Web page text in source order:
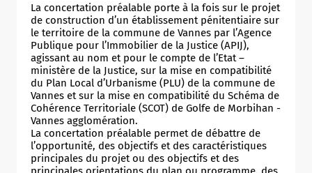
La concertation préalable porte à la fois sur le projet
de construction d’un établissement pénitentiaire sur
le territoire de la commune de Vannes par l’Agence
Publique pour l’Immobilier de la Justice (APIJ),
agissant au nom et pour le compte de l’Etat –
ministère de la Justice, sur la mise en compatibilité
du Plan Local d’Urbanisme (PLU) de la commune de
Vannes et sur la mise en compatibilité du Schéma de
Cohérence Territoriale (SCOT) de Golfe de Morbihan -
Vannes agglomération.
La concertation préalable permet de débattre de
l’opportunité, des objectifs et des caractéristiques
principales du projet ou des objectifs et des